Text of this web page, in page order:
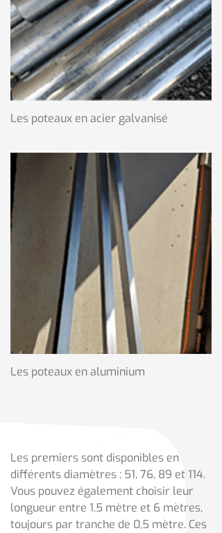
Les poteaux en acier galvanisé
Les poteaux en aluminium
Les premiers sont disponibles en
différents diamètres : 51, 76, 89 et 114.
Vous pouvez également choisir leur
longueur entre 1,5 mètre et 6 mètres,
toujours par tranche de 0,5 mètre. Ces